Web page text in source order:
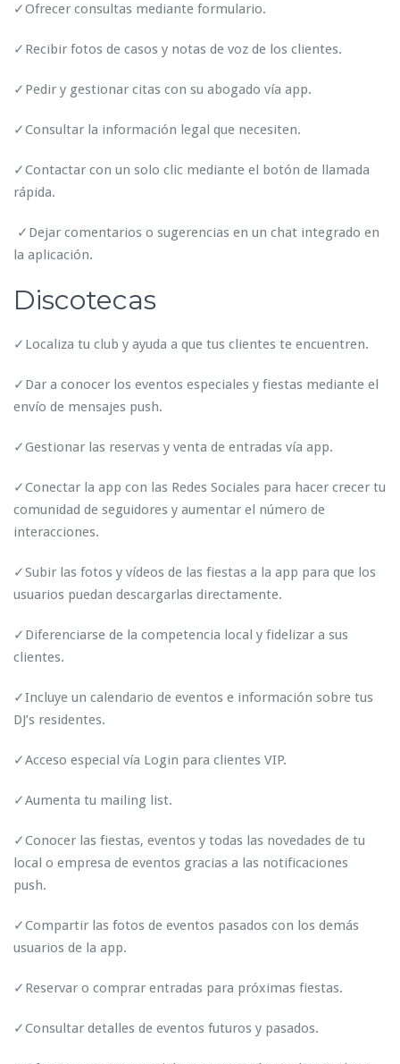
✓Ofrecer consultas mediante formulario.
✓Recibir fotos de casos y notas de voz de los clientes.
✓Pedir y gestionar citas con su abogado vía app.
✓Consultar la información legal que necesiten.
✓Contactar con un solo clic mediante el botón de llamada
rápida.
✓Dejar comentarios o sugerencias en un chat integrado en
la aplicación.
Discotecas
✓Localiza tu club y ayuda a que tus clientes te encuentren.
✓Dar a conocer los eventos especiales y fiestas mediante el
envío de mensajes push.
✓Gestionar las reservas y venta de entradas vía app.
✓Conectar la app con las Redes Sociales para hacer crecer tu
comunidad de seguidores y aumentar el número de
interacciones.
✓Subir las fotos y vídeos de las fiestas a la app para que los
usuarios puedan descargarlas directamente.
✓Diferenciarse de la competencia local y fidelizar a sus
clientes.
✓Incluye un calendario de eventos e información sobre tus
DJ’s residentes.
✓Acceso especial vía Login para clientes VIP.
✓Aumenta tu mailing list.
✓Conocer las fiestas, eventos y todas las novedades de tu
local o empresa de eventos gracias a las notificaciones
push.
✓Compartir las fotos de eventos pasados con los demás
usuarios de la app.
✓Reservar o comprar entradas para próximas fiestas.
✓Consultar detalles de eventos futuros y pasados.